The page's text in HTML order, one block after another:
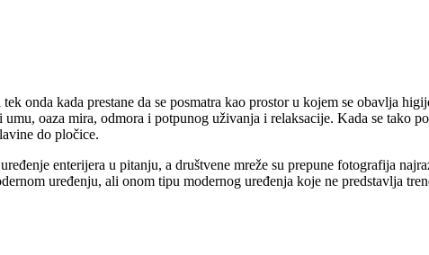
onda kada prestane da se posmatra kao prostor u kojem se obavlja
oaza mira, odmora i potpunog uživanja i relaksacije. Kada se tako
do pločice.
enterijera u pitanju, a društvene mreže su prepune fotografija
uređenju, ali onom tipu modernog uređenja koje ne predstavlja